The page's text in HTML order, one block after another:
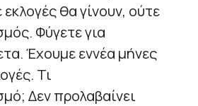
θα γίνουν, ούτε
Φύγετε για
Έχουμε εννέα μήνες
Τι
Δεν προλαβαίνει